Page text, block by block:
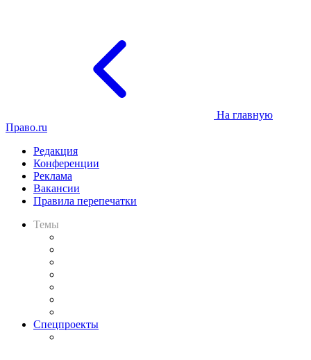
На главную
Право.ru
Редакция
Конференции
Реклама
Вакансии
Правила перепечатки
Темы
Спецпроекты